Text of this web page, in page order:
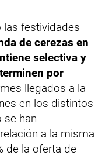
festividades
de cerezas en
selectiva y
por
llegados a la
en los distintos
se han
a la misma
de la oferta de